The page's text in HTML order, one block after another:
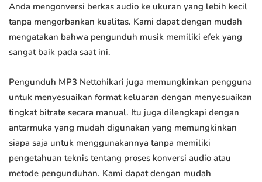
Anda mengonversi berkas audio ke ukuran yang lebih kecil
tanpa mengorbankan kualitas. Kami dapat dengan mudah
mengatakan bahwa pengunduh musik memiliki efek yang
sangat baik pada saat ini.
Pengunduh MP3 Nettohikari juga memungkinkan pengguna
untuk menyesuaikan format keluaran dengan menyesuaikan
tingkat bitrate secara manual. Itu juga dilengkapi dengan
antarmuka yang mudah digunakan yang memungkinkan
siapa saja untuk menggunakannya tanpa memiliki
pengetahuan teknis tentang proses konversi audio atau
metode pengunduhan. Kami dapat dengan mudah